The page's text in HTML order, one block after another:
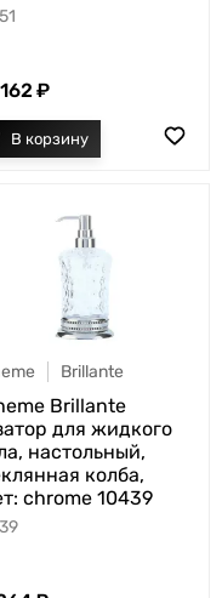
Brillante
Brillante
для жидкого
настольный,
колба,
chrome 10439